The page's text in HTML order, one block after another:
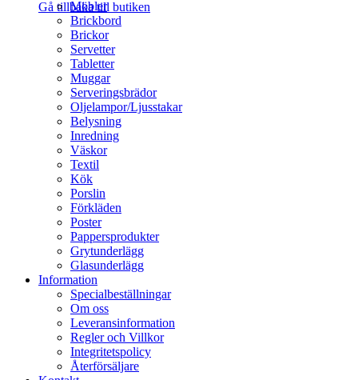
Gå tillbaka till butiken
Möbler
Brickbord
Brickor
Servetter
Tabletter
Muggar
Serveringsbrädor
Oljelampor/Ljusstakar
Belysning
Inredning
Väskor
Textil
Kök
Porslin
Förkläden
Poster
Pappersprodukter
Grytunderlägg
Glasunderlägg
Information
Specialbeställningar
Om oss
Leveransinformation
Regler och Villkor
Integritetspolicy
Återförsäljare